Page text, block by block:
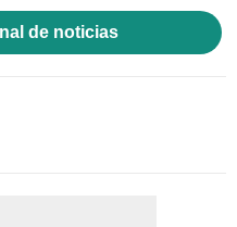
de noticias